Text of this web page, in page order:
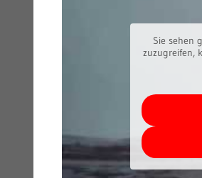
Sie sehen
zuzugreifen,